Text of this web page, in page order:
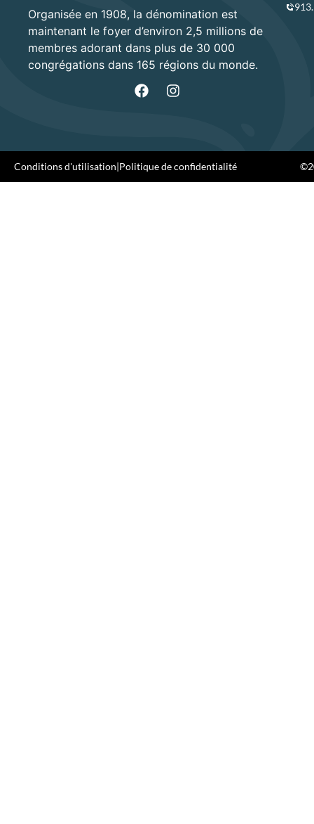
Organisée en 1908, la dénomination est
maintenant le foyer d’environ 2,5 millions de
membres adorant dans plus de 30 000
congrégations dans 165 régions du monde.
Conditions d'utilisation|Politique de confidentialité